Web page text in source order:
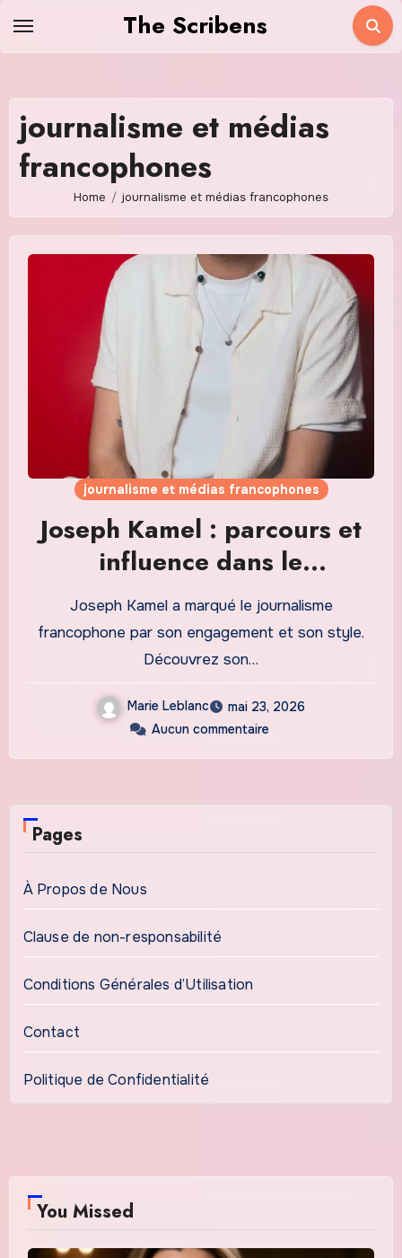
The Scribens
journalisme et médias
francophones
Home journalisme et médias francophones
journalisme et médias francophones
Joseph Kamel : parcours et
influence dans le
journalisme francophone
Joseph Kamel a marqué le journalisme
francophone par son engagement et son style.
Découvrez son…
Marie Leblanc
mai 23, 2026
Aucun commentaire
Pages
À Propos de Nous
Clause de non-responsabilité
Conditions Générales d’Utilisation
Contact
Politique de Confidentialité
You Missed